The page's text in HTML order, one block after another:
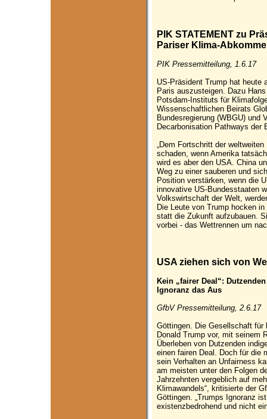
PIK STATEMENT zu
Pariser Klima-
PIK Pressemitteilung, 1.6.17
US-Präsident Trump hat heute
Paris auszusteigen. Dazu
Potsdam-Instituts für
Wissenschaftlichen Beirats
Bundesregierung (WBGU) und
Decarbonisation Pathways der
„Dem Fortschritt der
schaden, wenn Amerika
wird es aber den USA. China
Weg zu einer sauberen und
Position verstärken, wenn die
innovative US-Bundesstaaten
Volkswirtschaft der Welt,
Die Leute von Trump hocken
statt die Zukunft aufzubauen.
vorbei - das Wettrennen um
USA ziehen sich von
Kein „fairer Deal“:
Ignoranz das Aus
GfbV Pressemitteilung, 2.6.17
Göttingen. Die Gesellschaft für
Donald Trump vor, mit seinem
Überleben von Dutzenden
einen fairen Deal. Doch für die
sein Verhalten an Unfairness
am meisten unter den Folgen
Jahrzehnten vergeblich auf
Klimawandels“, kritisierte der
Göttingen. „Trumps Ignoranz
existenzbedrohend und nicht